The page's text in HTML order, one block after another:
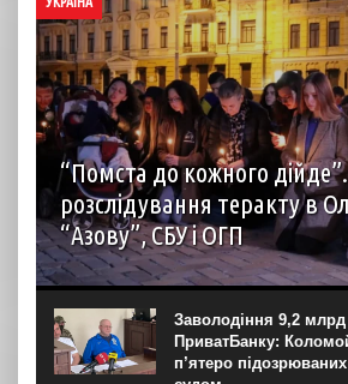
“Помста до кожного
розслідування теракту в
“Азову”, СБУ і ОГП
автор: Наталія Терамае 28 липня рідні
“азовців” в Оленівці виступили із
Мовляв, списки полонених у “бараці
вибух, укладав полонений
Заволодіння 9,2 млрд
ПриватБанку:
п’ятеро